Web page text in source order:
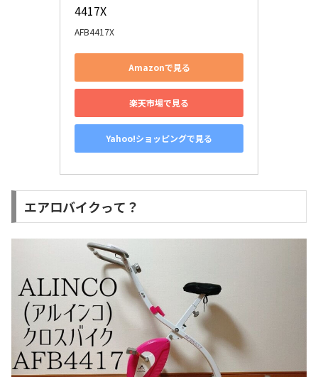
4417X
AFB4417X
Amazonで見る
楽天市場で見る
Yahoo!ショッピングで見る
エアロバイクって？